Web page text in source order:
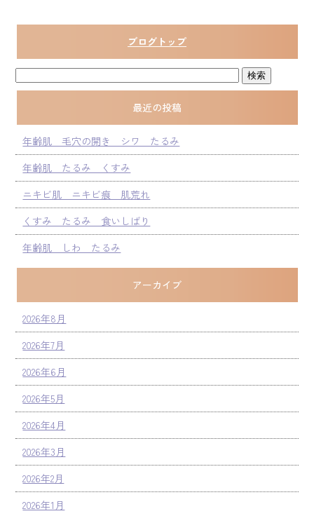
ブログトップ
最近の投稿
年齢肌 毛穴の開き シワ たるみ
年齢肌 たるみ くすみ
ニキビ肌 ニキビ痕 肌荒れ
くすみ たるみ 食いしばり
年齢肌 しわ たるみ
アーカイブ
2026年8月
2026年7月
2026年6月
2026年5月
2026年4月
2026年3月
2026年2月
2026年1月